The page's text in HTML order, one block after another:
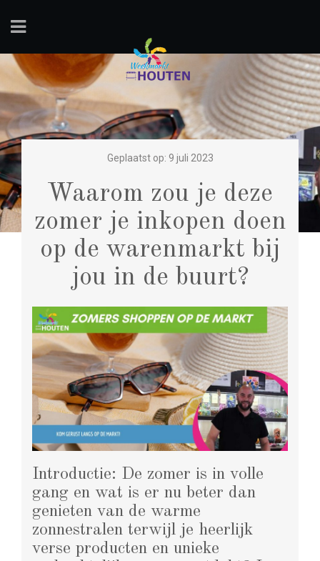
Geplaatst op: 9 juli 2023
Waarom zou je deze
zomer je inkopen doen
op de warenmarkt bij
jou in de buurt?
Introductie: De zomer is in volle
gang en wat is er nu beter dan
genieten van de warme
zonnestralen terwijl je heerlijk
verse producten en unieke